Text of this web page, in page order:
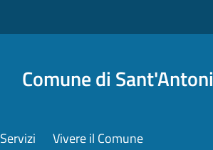
Comune di
Servizi Vivere il Comune